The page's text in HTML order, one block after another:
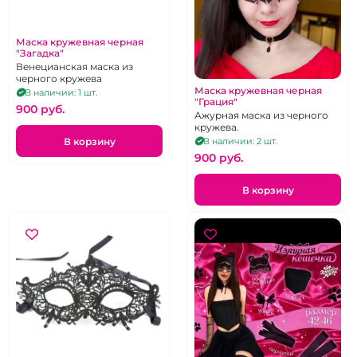
Маска кружевная черная
"Загадка"
Венецианская маска из
черного кружева
В наличии: 1 шт.
900 pуб.
В корзину
Маска кружевная черная
"Грация"
Ажурная маска из черного
кружева.
В наличии: 2 шт.
900 pуб.
В корзину